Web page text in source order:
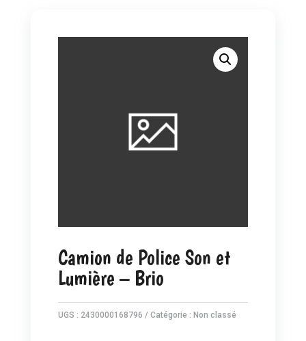
Camion de Police Son et
Lumière – Brio
UGS : 2430000168796 Catégorie : Non classé